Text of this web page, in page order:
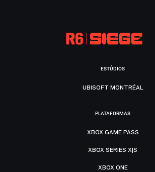
ESTÚDIOS
UBISOFT MONTRÉAL
PLATAFORMAS
XBOX GAME PASS
XBOX SERIES X|S
XBOX ONE